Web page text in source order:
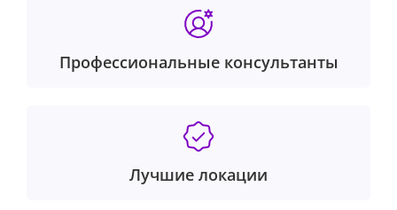
Профессиональные консультанты
Лучшие локации